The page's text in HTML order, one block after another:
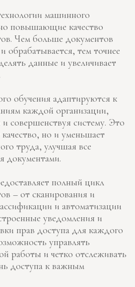
машинного
повышающие качество
Чем больше документов
обрабатывается, тем точнее
данные и увеличивает
обучения адаптируются к
каждой организации,
совершенствуя систему. Это
но и уменьшает
труда, улучшая все
документами.
полный цикл
– от сканирования и
и автоматизации
уведомления и
прав доступа для каждого
управлять
работы и четко отслеживать
доступа к важным